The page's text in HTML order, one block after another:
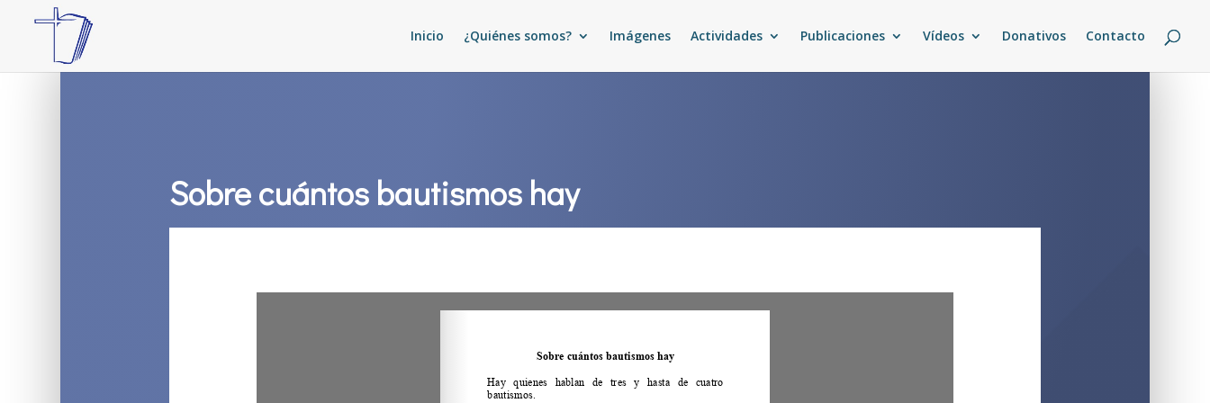
Inicio ¿Quiénes somos? Imágenes Actividades Publicaciones Vídeos Donativos Contacto
Sobre cuántos bautismos hay